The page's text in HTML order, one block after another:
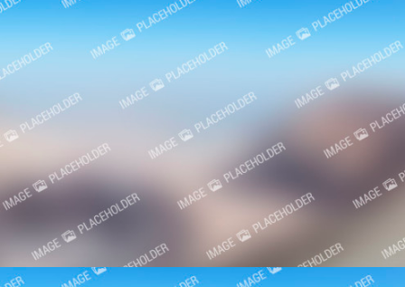
7. Marta 2014. Festivali